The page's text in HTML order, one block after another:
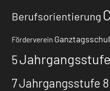
Berufsorientierung
Förderverein
5
7Jahrgangsstufe 8